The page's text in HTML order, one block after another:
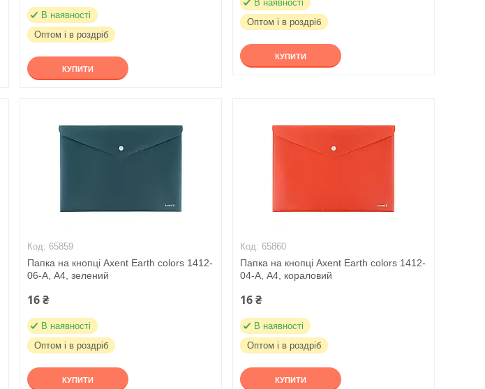
В наявності
Оптом і в роздріб
КУПИТИ
В наявності
Оптом і в роздріб
КУПИТИ
65859
Папка на кнопці Axent Earth colors 1412-
06-A, А4, зелений
16 ₴
В наявності
Оптом і в роздріб
КУПИТИ
65860
Папка на кнопці Axent Earth colors 1412-
04-A, А4, кораловий
16 ₴
В наявності
Оптом і в роздріб
КУПИТИ